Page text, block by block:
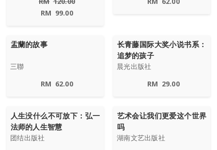
RM 99.00
盂蘭的故事
三聯
RM 62.00
长青藤国际大奖小说书系：
追梦的孩子
晨光出版社
RM 29.00
人生没什么不可放下：弘一
法师的人生智慧
团结出版社
艺术会让我们更爱这个世界
吗
湖南文艺出版社